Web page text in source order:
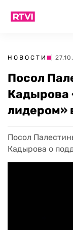
НОВОСТИ |
Посол
Кадырова
лидером»
Посол
Кадырова о